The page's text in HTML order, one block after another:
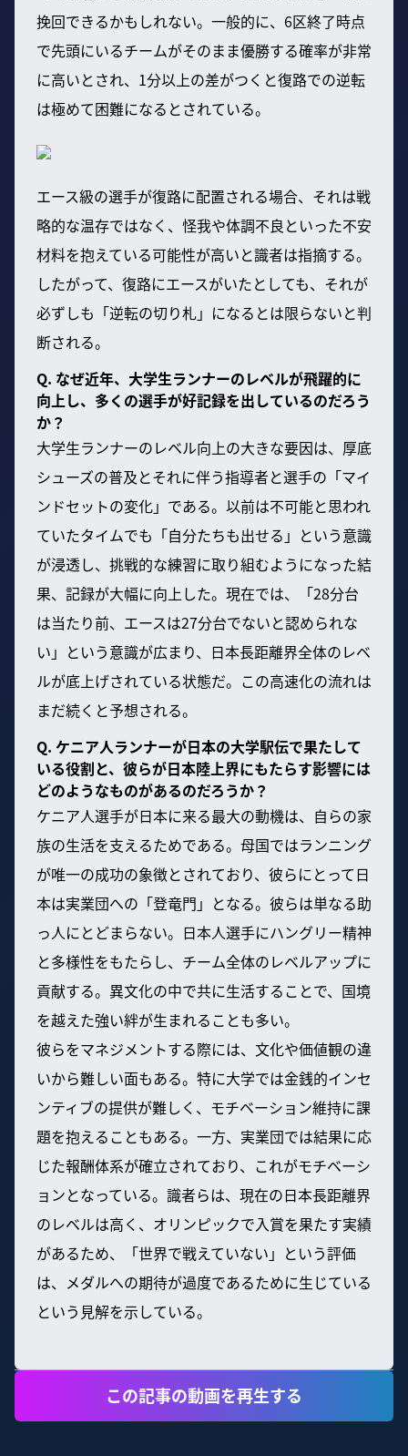
挽回できるかもしれない。一般的に、6区終了時点
で先頭にいるチームがそのまま優勝する確率が非常
に高いとされ、1分以上の差がつくと復路での逆転
は極めて困難になるとされている。
エース級の選手が復路に配置される場合、それは戦
略的な温存ではなく、怪我や体調不良といった不安
材料を抱えている可能性が高いと識者は指摘する。
したがって、復路にエースがいたとしても、それが
必ずしも「逆転の切り札」になるとは限らないと判
断される。
Q. なぜ近年、大学生ランナーのレベルが飛躍的に
向上し、多くの選手が好記録を出しているのだろう
か？
大学生ランナーのレベル向上の大きな要因は、厚底
シューズの普及とそれに伴う指導者と選手の「マイ
ンドセットの変化」である。以前は不可能と思われ
ていたタイムでも「自分たちも出せる」という意識
が浸透し、挑戦的な練習に取り組むようになった結
果、記録が大幅に向上した。現在では、「28分台
は当たり前、エースは27分台でないと認められな
い」という意識が広まり、日本長距離界全体のレベ
ルが底上げされている状態だ。この高速化の流れは
まだ続くと予想される。
Q. ケニア人ランナーが日本の大学駅伝で果たして
いる役割と、彼らが日本陸上界にもたらす影響には
どのようなものがあるのだろうか？
ケニア人選手が日本に来る最大の動機は、自らの家
族の生活を支えるためである。母国ではランニング
が唯一の成功の象徴とされており、彼らにとって日
本は実業団への「登竜門」となる。彼らは単なる助
っ人にとどまらない。日本人選手にハングリー精神
と多様性をもたらし、チーム全体のレベルアップに
貢献する。異文化の中で共に生活することで、国境
を越えた強い絆が生まれることも多い。
彼らをマネジメントする際には、文化や価値観の違
いから難しい面もある。特に大学では金銭的インセ
ンティブの提供が難しく、モチベーション維持に課
題を抱えることもある。一方、実業団では結果に応
じた報酬体系が確立されており、これがモチベーシ
ョンとなっている。識者らは、現在の日本長距離界
のレベルは高く、オリンピックで入賞を果たす実績
があるため、「世界で戦えていない」という評価
は、メダルへの期待が過度であるために生じている
という見解を示している。
この記事の動画を再生する